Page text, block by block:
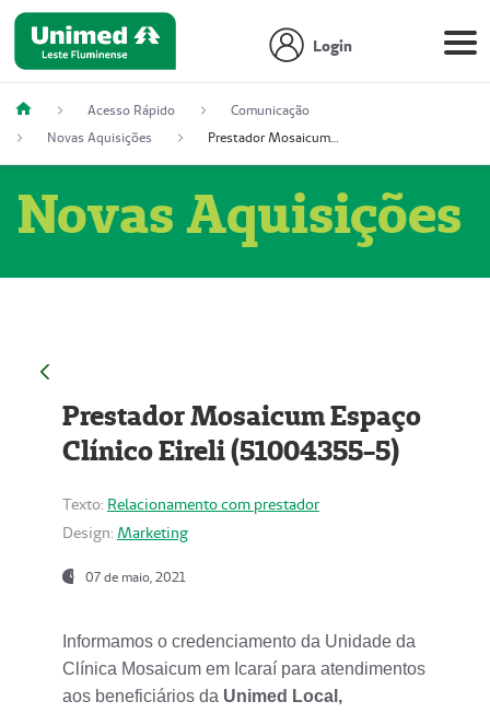
Login
Acesso Rápido
Comunicação
Novas Aquisições
Prestador Mosaicum Espaço Clínico Eireli (51004355-5)
Novas Aquisições
Prestador Mosaicum Espaço
Clínico Eireli (51004355-5)
Texto: Relacionamento com prestador
Design: Marketing
07 de maio, 2021
Informamos o credenciamento da Unidade da
Clínica Mosaicum em Icaraí para atendimentos
aos beneficiários da Unimed Local,